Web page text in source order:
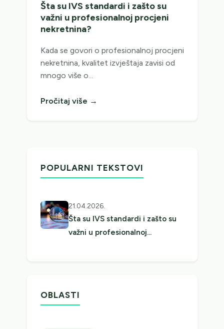
Šta su IVS standardi i zašto su
važni u profesionalnoj procjeni
nekretnina?
Kada se govori o profesionalnoj procjeni
nekretnina, kvalitet izvještaja zavisi od
mnogo više o…
Pročitaj više →
POPULARNI TEKSTOVI
21.04.2026.
Šta su IVS standardi i zašto su
važni u profesionalnoj…
OBLASTI